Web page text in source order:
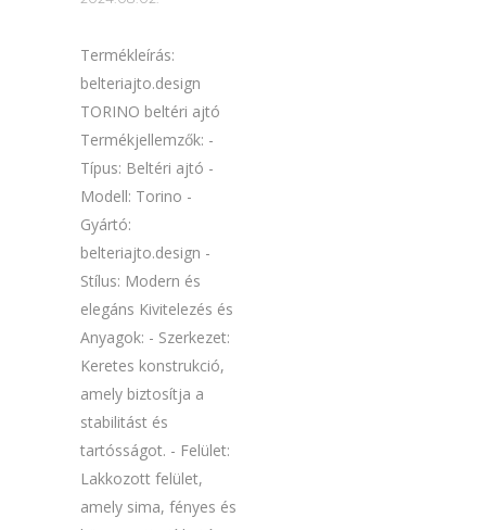
Termékleírás:
belteriajto.design
TORINO beltéri ajtó
Termékjellemzők: -
Típus: Beltéri ajtó -
Modell: Torino -
Gyártó:
belteriajto.design -
Stílus: Modern és
elegáns Kivitelezés és
Anyagok: - Szerkezet:
Keretes konstrukció,
amely biztosítja a
stabilitást és
tartósságot. - Felület:
Lakkozott felület,
amely sima, fényes és